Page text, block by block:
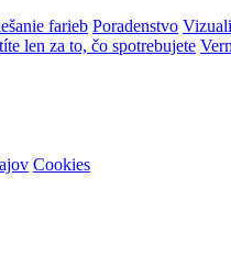
farieb Poradenstvo
len za to, čo spotrebujete
Cookies